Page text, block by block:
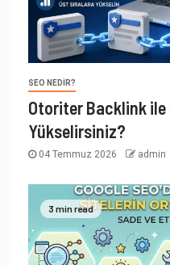
SEO NEDIR?
Otoriter Backlink ile
Yükselirsiniz?
04 Temmuz 2026 admin
3 min read